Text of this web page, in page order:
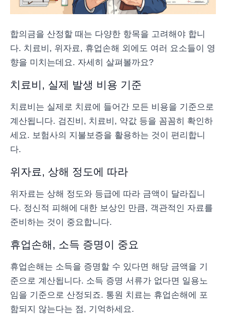
합의금을 산정할 때는 다양한 항목을 고려해야 합니
다. 치료비, 위자료, 휴업손해 외에도 여러 요소들이 영
향을 미치는데요. 자세히 살펴볼까요?
치료비, 실제 발생 비용 기준
치료비는 실제로 치료에 들어간 모든 비용을 기준으로
계산됩니다. 검진비, 치료비, 약값 등을 꼼꼼히 확인하
세요. 보험사의 지불보증을 활용하는 것이 편리합니
다.
위자료, 상해 정도에 따라
위자료는 상해 정도와 등급에 따라 금액이 달라집니
다. 정신적 피해에 대한 보상인 만큼, 객관적인 자료를
준비하는 것이 중요합니다.
휴업손해, 소득 증명이 중요
휴업손해는 소득을 증명할 수 있다면 해당 금액을 기
준으로 계산됩니다. 소득 증명 서류가 없다면 일용노
임을 기준으로 산정되죠. 통원 치료는 휴업손해에 포
함되지 않는다는 점, 기억하세요.